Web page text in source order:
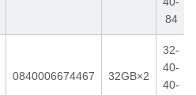
84
0840006674467 32GB×2
32-
40-
40-